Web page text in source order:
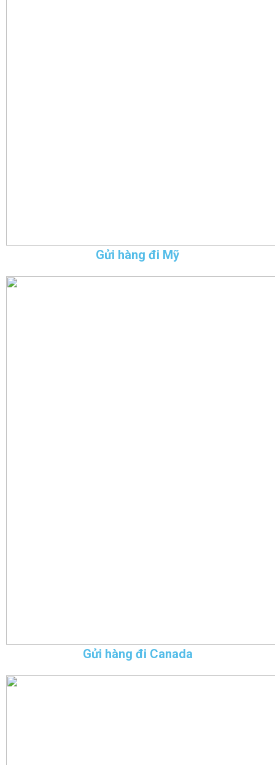
Gửi hàng đi Mỹ
Gửi hàng đi Canada